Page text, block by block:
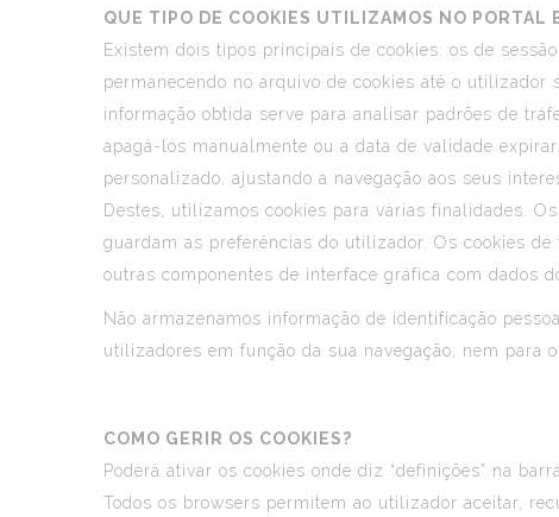
QUE TIPO DE COOKIES UTILIZAMOS NO PORTAL
Existem dois tipos principais de cookies: os de
permanecendo no arquivo de cookies até o
informação obtida serve para analisar padrões de
apagá-los manualmente ou a data de validade
personalizado, ajustando a navegação aos seus
Destes, utilizamos cookies para várias finalidades.
guardam as preferências do utilizador. Os cookies
outras componentes de interface gráfica com dados
Não armazenamos informação de identificação
utilizadores em função da sua navegação, nem para
COMO GERIR OS COOKIES?
Poderá ativar os cookies onde diz “definições” na
Todos os browsers permitem ao utilizador aceitar,